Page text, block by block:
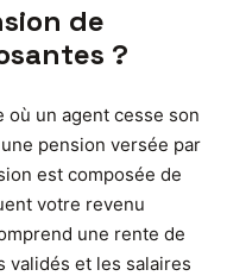
de
?
où un agent cesse son
pension versée par
est composée de
votre revenu
une rente de
validés et les salaires